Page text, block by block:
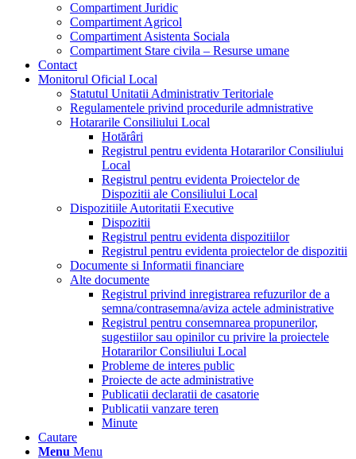
Compartiment Juridic
Compartiment Agricol
Compartiment Asistenta Sociala
Compartiment Stare civila – Resurse umane
Contact
Monitorul Oficial Local
Statutul Unitatii Administrativ Teritoriale
Regulamentele privind procedurile admnistrative
Hotararile Consiliului Local
Hotărâri
Registrul pentru evidenta Hotararilor Consiliului
Local
Registrul pentru evidenta Proiectelor de
Dispozitii ale Consiliului Local
Dispozitiile Autoritatii Executive
Dispozitii
Registrul pentru evidenta dispozitiilor
Registrul pentru evidenta proiectelor de dispozitii
Documente si Informatii financiare
Alte documente
Registrul privind inregistrarea refuzurilor de a
semna/contrasemna/aviza actele administrative
Registrul pentru consemnarea propunerilor,
sugestiilor sau opinilor cu privire la proiectele
Hotararilor Consiliului Local
Probleme de interes public
Proiecte de acte administrative
Publicatii declaratii de casatorie
Publicatii vanzare teren
Minute
Cautare
Menu Menu